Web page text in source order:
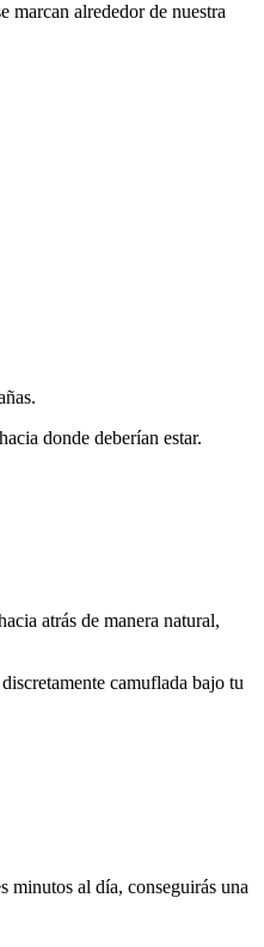
marcan alrededor de nuestra
donde deberían estar.
atrás de manera natural,
camuflada bajo tu
minutos al día, conseguirás una